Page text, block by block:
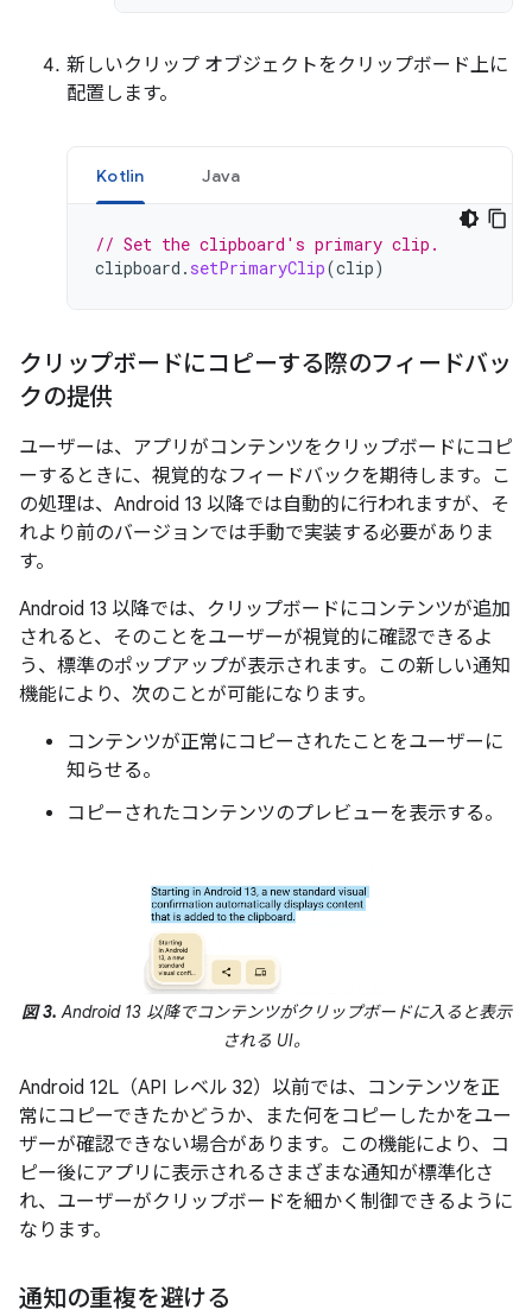
新しいクリップ オブジェクトをクリップボード上に
配置します。
Kotlin Java
// Set the clipboard's primary clip.
clipboard . setPrimaryClip(clip)
クリップボードにコピーする際のフィードバッ
クの提供
ユーザーは、アプリがコンテンツをクリップボードにコピ
ーするときに、視覚的なフィードバックを期待します。こ
の処理は、Android 13 以降では自動的に行われますが、そ
れより前のバージョンでは手動で実装する必要がありま
す。
Android 13 以降では、クリップボードにコンテンツが追加
されると、そのことをユーザーが視覚的に確認できるよ
う、標準のポップアップが表示されます。この新しい通知
機能により、次のことが可能になります。
コンテンツが正常にコピーされたことをユーザーに
知らせる。
コピーされたコンテンツのプレビューを表示する。
図 3. Android 13 以降でコンテンツがクリップボードに入ると表示
される UI。
Android 12L（API レベル 32）以前では、コンテンツを正
常にコピーできたかどうか、また何をコピーしたかをユー
ザーが確認できない場合があります。この機能により、コ
ピー後にアプリに表示されるさまざまな通知が標準化さ
れ、ユーザーがクリップボードを細かく制御できるように
なります。
通知の重複を避ける